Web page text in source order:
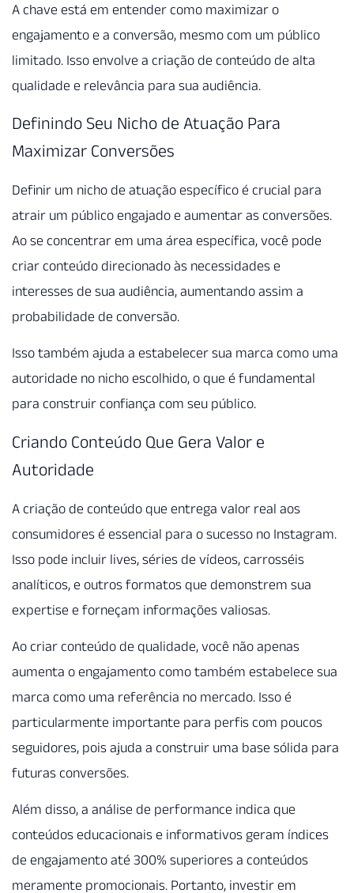
A chave está em entender como maximizar o
engajamento e a conversão, mesmo com um público
limitado. Isso envolve a criação de conteúdo de alta
qualidade e relevância para sua audiência.
Definindo Seu Nicho de Atuação Para
Maximizar Conversões
Definir um nicho de atuação específico é crucial para
atrair um público engajado e aumentar as conversões.
Ao se concentrar em uma área específica, você pode
criar conteúdo direcionado às necessidades e
interesses de sua audiência, aumentando assim a
probabilidade de conversão.
Isso também ajuda a estabelecer sua marca como uma
autoridade no nicho escolhido, o que é fundamental
para construir confiança com seu público.
Criando Conteúdo Que Gera Valor e
Autoridade
A criação de conteúdo que entrega valor real aos
consumidores é essencial para o sucesso no Instagram.
Isso pode incluir lives, séries de vídeos, carrosséis
analíticos, e outros formatos que demonstrem sua
expertise e forneçam informações valiosas.
Ao criar conteúdo de qualidade, você não apenas
aumenta o engajamento como também estabelece sua
marca como uma referência no mercado. Isso é
particularmente importante para perfis com poucos
seguidores, pois ajuda a construir uma base sólida para
futuras conversões.
Além disso, a análise de performance indica que
conteúdos educacionais e informativos geram índices
de engajamento até 300% superiores a conteúdos
meramente promocionais. Portanto, investir em